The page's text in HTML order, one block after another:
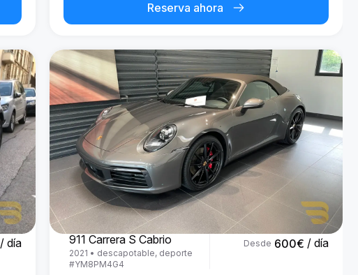
Reserva ahora
/ día
Porsche
911 Carrera S Cabrio
2021 • descapotable, deporte
#YM8PM4G4
Desde 600€ / día